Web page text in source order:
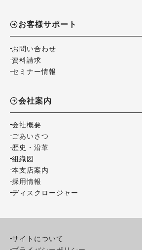
お客様サポート
お問い合わせ
資料請求
セミナー情報
会社案内
会社概要
ごあいさつ
歴史・沿革
組織図
本支店案内
採用情報
ディスクロージャー
サイトについて